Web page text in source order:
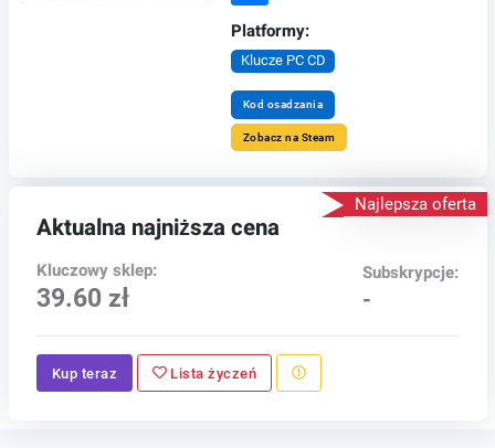
Platformy:
Klucze PC CD
Kod osadzania
Zobacz na Steam
Najlepsza oferta
Aktualna najniższa cena
Kluczowy sklep:
39.60 zł
Subskrypcje:
-
Kup teraz Lista życzeń